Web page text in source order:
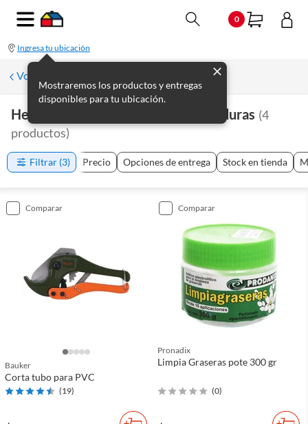
0
Ingresa tu ubicación
Mostraremos los productos y entregas
disponibles para tu ubicación.
Volver a Plomería
Herramientas De Plomería Y Soldaduras (4
productos)
Filtrar (3) Precio Opciones de entrega Stock en tienda
comparar
Bauker
Corta tubo para PVC
(19)
comparar
Pronadix
Limpia Graseras pote 300 gr
(0)